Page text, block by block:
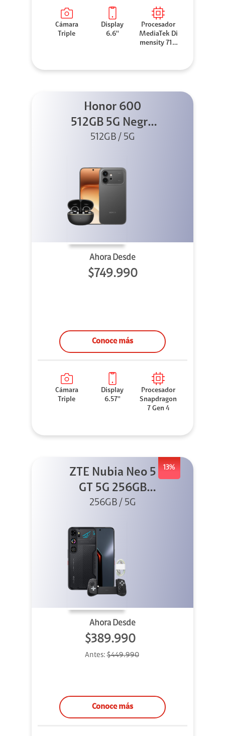
Cámara
Triple
Display
6.6''
Procesador
MediaTek Di
mensity 710
Honor 600
512GB 5G Negro
+ Clip 2
512GB / 5G
Ahora Desde
$749.990
Conoce más
Cámara
Triple
Display
6.57''
Procesador
Snapdragon
7 Gen 4
13%
ZTE Nubia Neo 5
GT 5G 256GB
Negro + GPAD +
256GB / 5G
Ahora Desde
$389.990
Antes:$449.990
Conoce más